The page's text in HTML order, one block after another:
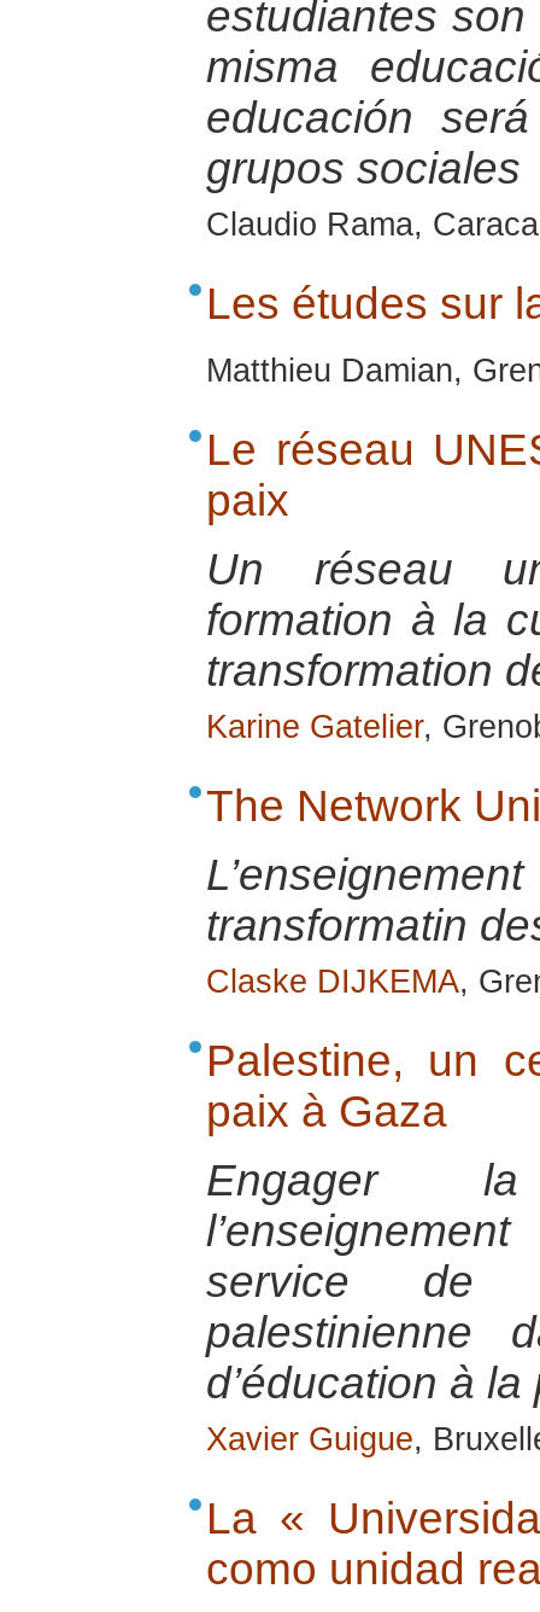
estudiantes
misma
educación
grupos sociales
Claudio Rama,
Les études sur
Matthieu Damian,
Le réseau
paix
Un réseau
formation à la
transformation
Karine Gatelier,
The Network
transformatin
Claske DIJKEMA,
Palestine, un
paix à Gaza
Engager
service de
palestinienne
d’éducation à la
Xavier Guigue,
La «
como unidad